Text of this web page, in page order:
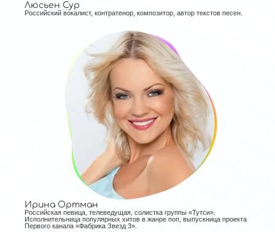
Люсьен Сур
Российский вокалист, контратенор, композитор, автор текстов песен.
Ирина Ортман
Российская певица, телеведущая, солистка группы «Тутси».
Исполнительница популярных хитов в жанре поп, выпускница проекта
Первого канала «Фабрика Звезд 3».